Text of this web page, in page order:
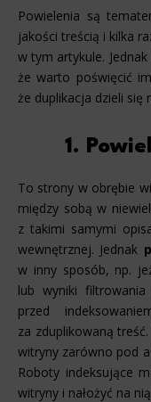
Powielenia są
jakości treścią i kilka
w tym artykule.
że warto poświęcić
że duplikacja dzieli się
1.
To strony w obrębie
między sobą w
z takimi samymi
wewnętrznej. Jednak
w inny sposób, np.
lub wyniki
przed
za zduplikowaną
witryny zarówno pod
Roboty indeksujące
witryny i nałożyć na